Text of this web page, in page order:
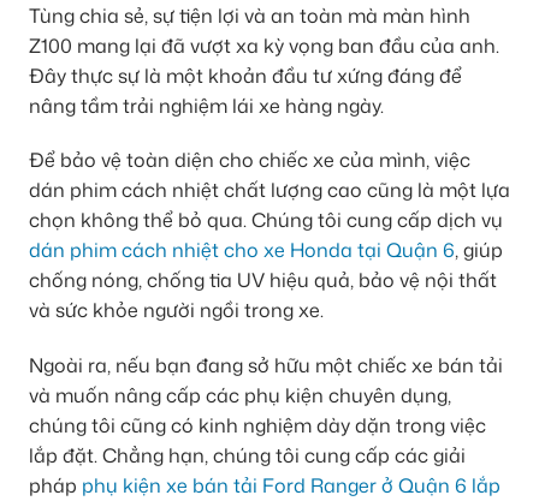
Tùng chia sẻ, sự tiện lợi và an toàn mà màn hình
Z100 mang lại đã vượt xa kỳ vọng ban đầu của anh.
Đây thực sự là một khoản đầu tư xứng đáng để
nâng tầm trải nghiệm lái xe hàng ngày.
Để bảo vệ toàn diện cho chiếc xe của mình, việc
dán phim cách nhiệt chất lượng cao cũng là một lựa
chọn không thể bỏ qua. Chúng tôi cung cấp dịch vụ
dán phim cách nhiệt cho xe Honda tại Quận 6, giúp
chống nóng, chống tia UV hiệu quả, bảo vệ nội thất
và sức khỏe người ngồi trong xe.
Ngoài ra, nếu bạn đang sở hữu một chiếc xe bán tải
và muốn nâng cấp các phụ kiện chuyên dụng,
chúng tôi cũng có kinh nghiệm dày dặn trong việc
lắp đặt. Chẳng hạn, chúng tôi cung cấp các giải
pháp phụ kiện xe bán tải Ford Ranger ở Quận 6 lắp